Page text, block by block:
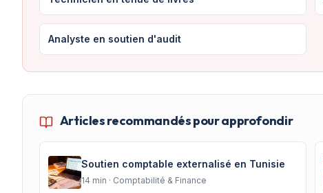
Analyste en soutien d'audit
Articles recommandés pour approfondir
Soutien comptable externalisé en Tunisie
14 min · Comptabilité & Finance